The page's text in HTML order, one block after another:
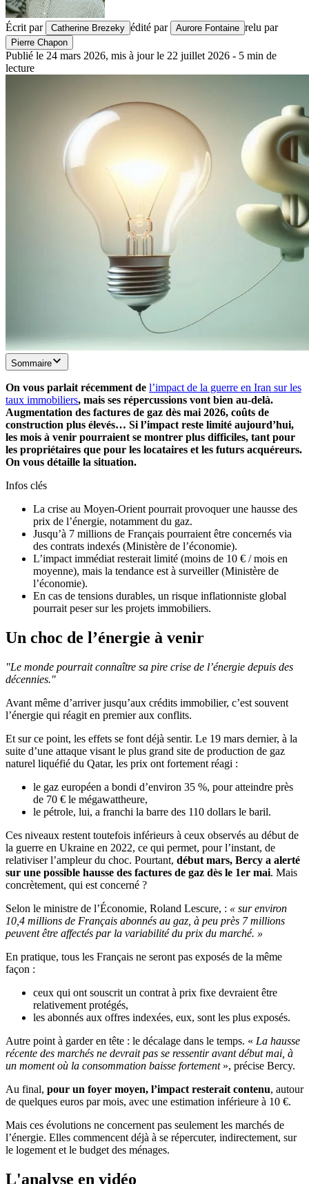
Écrit par Catherine Brezeky édité par Aurore Fontaine relu par
Pierre Chapon
Publié le 24 mars 2026, mis à jour le 22 juillet 2026 - 5 min de
lecture
Sommaire
On vous parlait récemment de l’impact de la guerre en Iran sur les
taux immobiliers, mais ses répercussions vont bien au-delà.
Augmentation des factures de gaz dès mai 2026, coûts de
construction plus élevés… Si l’impact reste limité aujourd’hui,
les mois à venir pourraient se montrer plus difficiles, tant pour
les propriétaires que pour les locataires et les futurs acquéreurs.
On vous détaille la situation.
Infos clés
La crise au Moyen-Orient pourrait provoquer une hausse des
prix de l’énergie, notamment du gaz.
Jusqu’à 7 millions de Français pourraient être concernés via
des contrats indexés (Ministère de l’économie).
L’impact immédiat resterait limité (moins de 10 € / mois en
moyenne), mais la tendance est à surveiller (Ministère de
l’économie).
En cas de tensions durables, un risque inflationniste global
pourrait peser sur les projets immobiliers.
Un choc de l’énergie à venir
"Le monde pourrait connaître sa pire crise de l’énergie depuis des
décennies."
Avant même d’arriver jusqu’aux crédits immobilier, c’est souvent
l’énergie qui réagit en premier aux conflits.
Et sur ce point, les effets se font déjà sentir. Le 19 mars dernier, à la
suite d’une attaque visant le plus grand site de production de gaz
naturel liquéfié du Qatar, les prix ont fortement réagi :
le gaz européen a bondi d’environ 35 %, pour atteindre près
de 70 € le mégawattheure,
le pétrole, lui, a franchi la barre des 110 dollars le baril.
Ces niveaux restent toutefois inférieurs à ceux observés au début de
la guerre en Ukraine en 2022, ce qui permet, pour l’instant, de
relativiser l’ampleur du choc. Pourtant, début mars, Bercy a alerté
sur une possible hausse des factures de gaz dès le 1er mai. Mais
concrètement, qui est concerné ?
Selon le ministre de l’Économie, Roland Lescure, : « sur environ
10,4 millions de Français abonnés au gaz, à peu près 7 millions
peuvent être affectés par la variabilité du prix du marché. »
En pratique, tous les Français ne seront pas exposés de la même
façon :
ceux qui ont souscrit un contrat à prix fixe devraient être
relativement protégés,
les abonnés aux offres indexées, eux, sont les plus exposés.
Autre point à garder en tête : le décalage dans le temps. « La hausse
récente des marchés ne devrait pas se ressentir avant début mai, à
un moment où la consommation baisse fortement », précise Bercy.
Au final, pour un foyer moyen, l’impact resterait contenu, autour
de quelques euros par mois, avec une estimation inférieure à 10 €.
Mais ces évolutions ne concernent pas seulement les marchés de
l’énergie. Elles commencent déjà à se répercuter, indirectement, sur
le logement et le budget des ménages.
L'analyse en vidéo